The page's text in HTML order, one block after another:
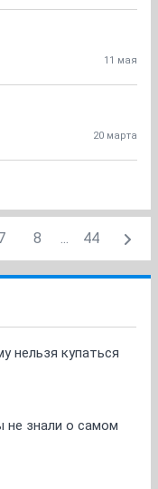
11 мая
20 марта
8 ... 44
нельзя купаться
не знали о самом